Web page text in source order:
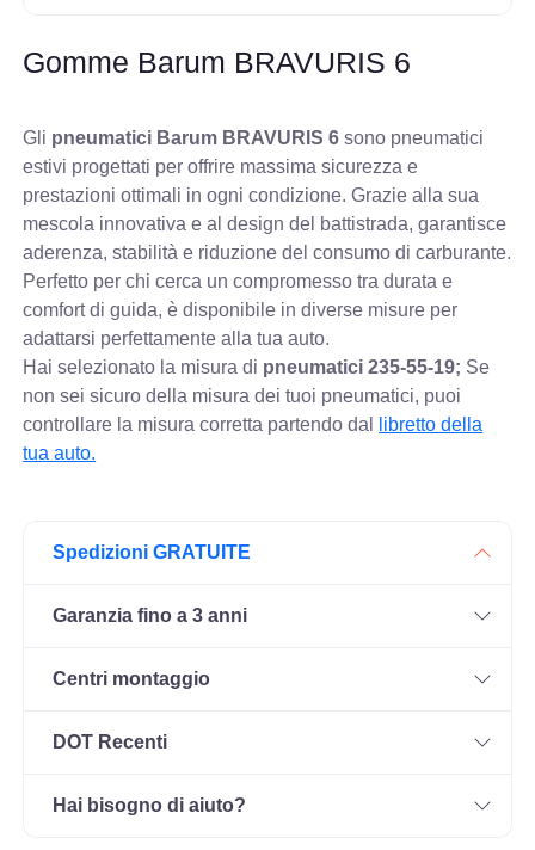
Gomme Barum BRAVURIS 6
Gli pneumatici Barum BRAVURIS 6 sono pneumatici
estivi progettati per offrire massima sicurezza e
prestazioni ottimali in ogni condizione. Grazie alla sua
mescola innovativa e al design del battistrada, garantisce
aderenza, stabilità e riduzione del consumo di carburante.
Perfetto per chi cerca un compromesso tra durata e
comfort di guida, è disponibile in diverse misure per
adattarsi perfettamente alla tua auto.
Hai selezionato la misura di pneumatici235-55-19; Se
non sei sicuro della misura dei tuoi pneumatici, puoi
controllare la misura corretta partendo dal
libretto della
tua auto.
Spedizioni GRATUITE
Garanzia fino a 3 anni
Centri montaggio
DOT Recenti
Hai bisogno di aiuto?